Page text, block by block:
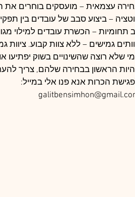
עצמאית – מועסקים בוחרים
– ביצוע סבב של עובדים בין
תחומיות – הכשרת עובדים למילוי
גמישים – ללא צוות קבוע. ציוות
שלא רוצה שהשינויים בשוק יפתיעו
הראשון בבחירה שלהם, צריך
הכרות אנא פנו אלי במייל: